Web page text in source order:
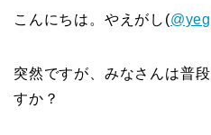
こんにちは。やえがし(
突然ですが、みなさんは普
すか？